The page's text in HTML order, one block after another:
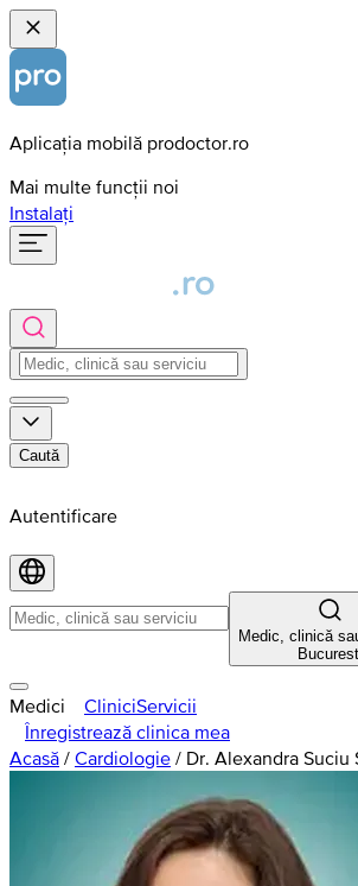
Aplicația mobilă prodoctor.ro
Mai multe funcții noi
Instalați
Caută
Autentificare
Medic, clinică
Medici CliniciServicii
Înregistrează clinica mea
Acasă / Cardiologie / Dr. Alexandra Suciu